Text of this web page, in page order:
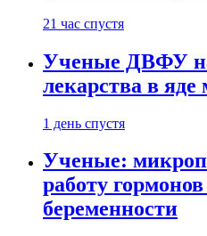
21 час спустя
Ученые ДВФУ
лекарства в
1 день спустя
Ученые:
работу
беременности